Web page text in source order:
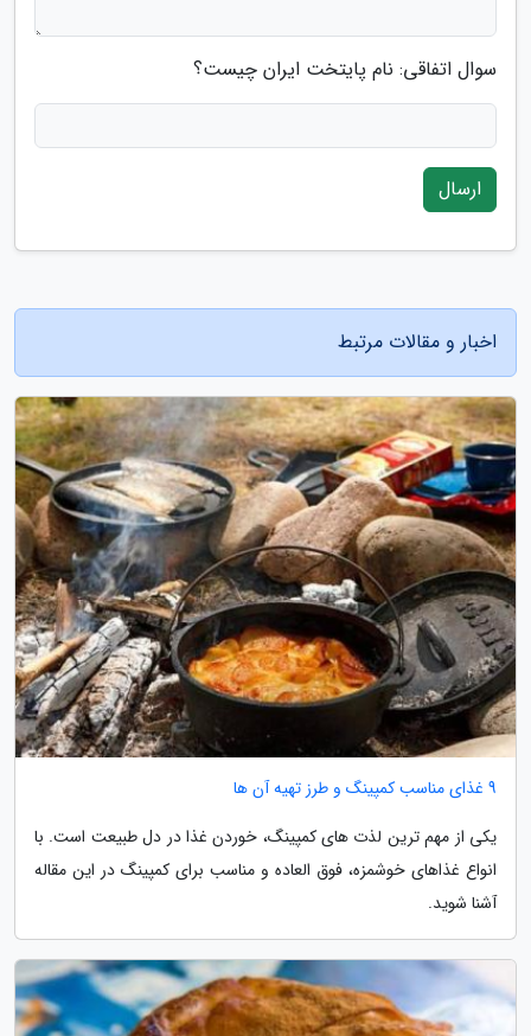
سوال اتفاقی: نام پایتخت ایران چیست؟
ارسال
اخبار و مقالات مرتبط
9 غذای مناسب کمپینگ و طرز تهیه آن ها
یکی از مهم ترین لذت های کمپینگ، خوردن غذا در دل طبیعت است. با
انواع غذاهای خوشمزه، فوق العاده و مناسب برای کمپینگ در این مقاله
آشنا شوید.